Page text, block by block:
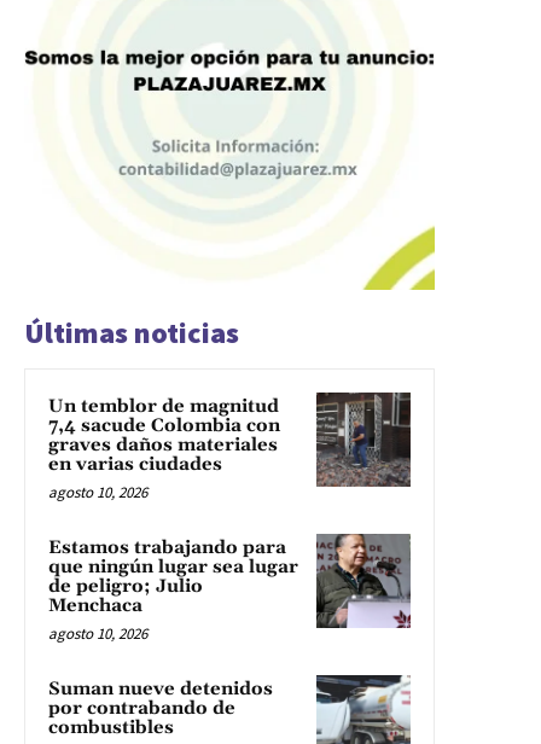
Últimas noticias
Un temblor de magnitud
7,4 sacude Colombia con
graves daños materiales
en varias ciudades
agosto 10, 2026
Estamos trabajando para
que ningún lugar sea lugar
de peligro; Julio
Menchaca
agosto 10, 2026
Suman nueve detenidos
por contrabando de
combustibles